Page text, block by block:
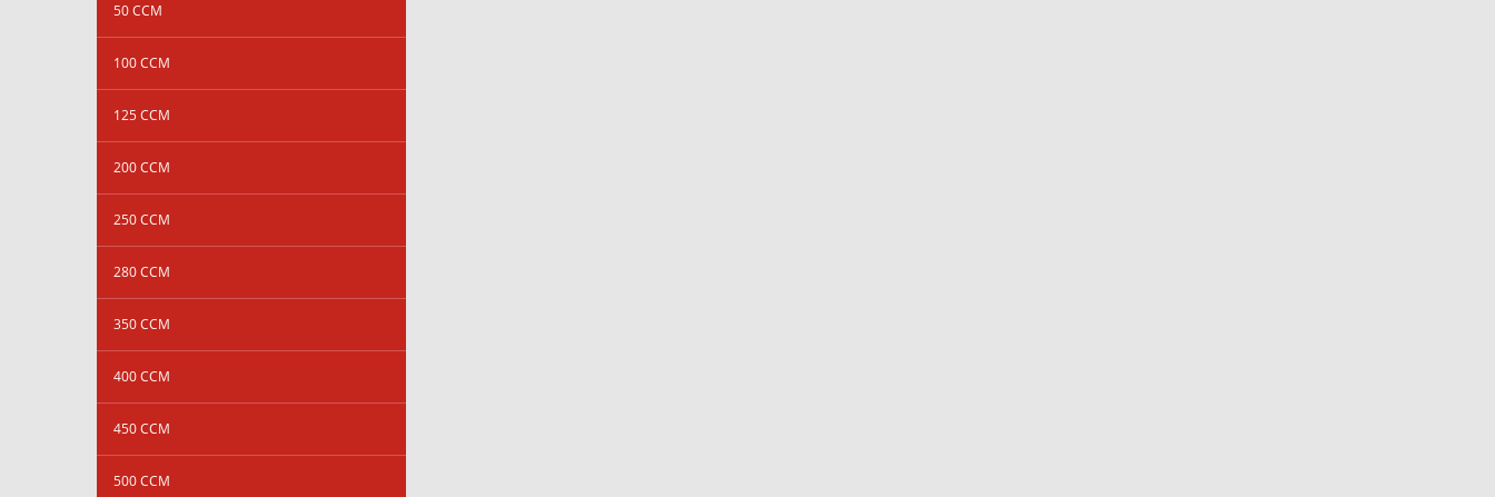
50 CCM
100 CCM
125 CCM
200 CCM
250 CCM
280 CCM
350 CCM
400 CCM
450 CCM
500 CCM